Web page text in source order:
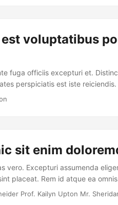
voluptatibus
fuga officiis excepturi et.
perspiciatis est iste
sit enim
vero. Excepturi assumenda
placeat. Rem id atque ea
Prof. Kailyn Upton Mr.